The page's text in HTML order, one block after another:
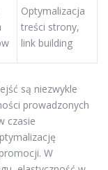
Optymalizacja
treści strony,
link building
są niezwykle
prowadzonych
czasie
W